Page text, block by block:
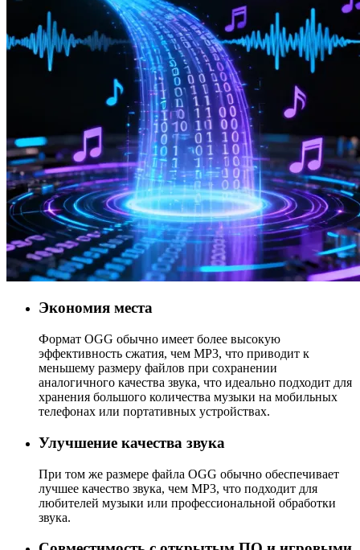
Экономия места
Формат OGG обычно имеет более высокую
эффективность сжатия, чем MP3, что приводит к
меньшему размеру файлов при сохранении
аналогичного качества звука, что идеально подходит для
хранения большого количества музыки на мобильных
телефонах или портативных устройствах.
Улучшение качества звука
При том же размере файла OGG обычно обеспечивает
лучшее качество звука, чем MP3, что подходит для
любителей музыки или профессиональной обработки
звука.